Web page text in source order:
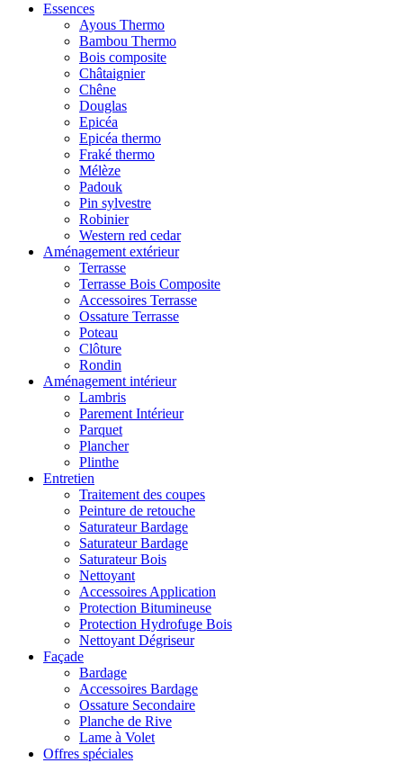
Essences
Ayous Thermo
Bambou Thermo
Bois composite
Châtaignier
Chêne
Douglas
Epicéa
Epicéa thermo
Fraké thermo
Mélèze
Padouk
Pin sylvestre
Robinier
Western red cedar
Aménagement extérieur
Terrasse
Terrasse Bois Composite
Accessoires Terrasse
Ossature Terrasse
Poteau
Clôture
Rondin
Aménagement intérieur
Lambris
Parement Intérieur
Parquet
Plancher
Plinthe
Entretien
Traitement des coupes
Peinture de retouche
Saturateur Bardage
Saturateur Bardage
Saturateur Bois
Nettoyant
Accessoires Application
Protection Bitumineuse
Protection Hydrofuge Bois
Nettoyant Dégriseur
Façade
Bardage
Accessoires Bardage
Ossature Secondaire
Planche de Rive
Lame à Volet
Offres spéciales